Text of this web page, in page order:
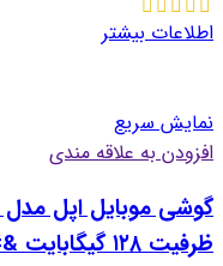
اطلاعات بیشتر
نمایش سریع
افزودن به علاقه مندی
ظرفیت ۱۲۸ گیگابایت &#۸۲۱۱; رم ۶ گیگابایت